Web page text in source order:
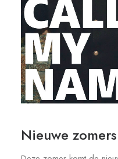
Nieuwe